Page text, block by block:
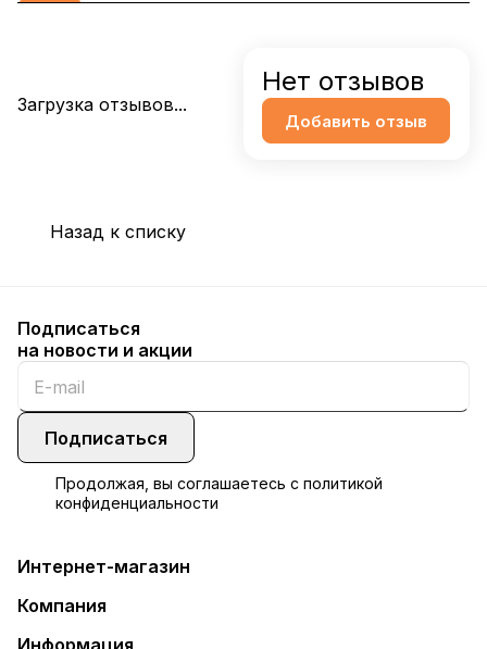
Загрузка отзывов...
Нет отзывов
Добавить отзыв
Назад к списку
Подписаться
на новости и акции
Подписаться
Продолжая, вы соглашаетесь с политикой
конфиденциальности
Интернет-магазин
Компания
Информация